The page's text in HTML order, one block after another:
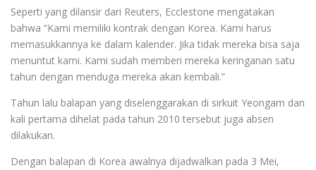
Seperti yang dilansir dari Reuters, Ecclestone mengatakan
bahwa “Kami memiliki kontrak dengan Korea. Kami harus
memasukkannya ke dalam kalender. Jika tidak mereka bisa saja
menuntut kami. Kami sudah memberi mereka keringanan satu
tahun dengan menduga mereka akan kembali.”
Tahun lalu balapan yang diselenggarakan di sirkuit Yeongam dan
kali pertama dihelat pada tahun 2010 tersebut juga absen
dilakukan.
Dengan balapan di Korea awalnya dijadwalkan pada 3 Mei,